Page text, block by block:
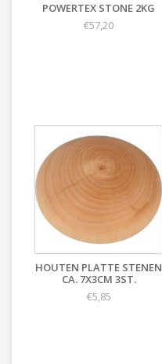
POWERTEX STONE 2KG
€57,20
HOUTEN PLATTE STENEN
CA. 7X3CM 3ST.
€5,85